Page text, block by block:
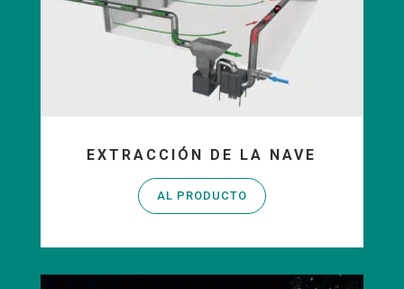
EXTRACCIÓN DE LA NAVE
AL PRODUCTO